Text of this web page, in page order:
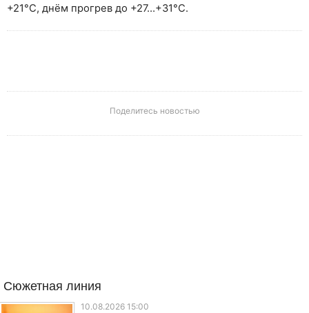
+21°C, днём прогрев до +27…+31°C.
Поделитесь новостью
Сюжетная линия
10.08.2026 15:00